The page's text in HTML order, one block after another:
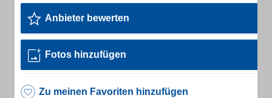
Anbieter bewerten
Fotos hinzufügen
Zu meinen Favoriten hinzufügen